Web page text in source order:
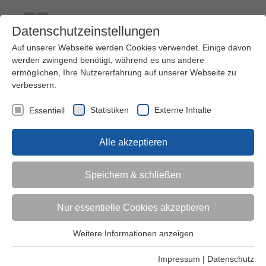
Kontakt Ihre Meinung ist uns wichtig!
Kinder (0-6)
Grundschulkinder
Jugendliche
Datenschutzeinstellungen
Auf unserer Webseite werden Cookies verwendet. Einige davon
werden zwingend benötigt, während es uns andere
ermöglichen, Ihre Nutzererfahrung auf unserer Webseite zu
verbessern.
Essentiell Statistiken Externe Inhalte
Alle akzeptieren
Speichern & schließen
Nur essentielle Cookies akzeptieren
Essentielle Cookies werden für grundlegende Funktionen der
Weitere Informationen anzeigen
Impressum | Datenschutz